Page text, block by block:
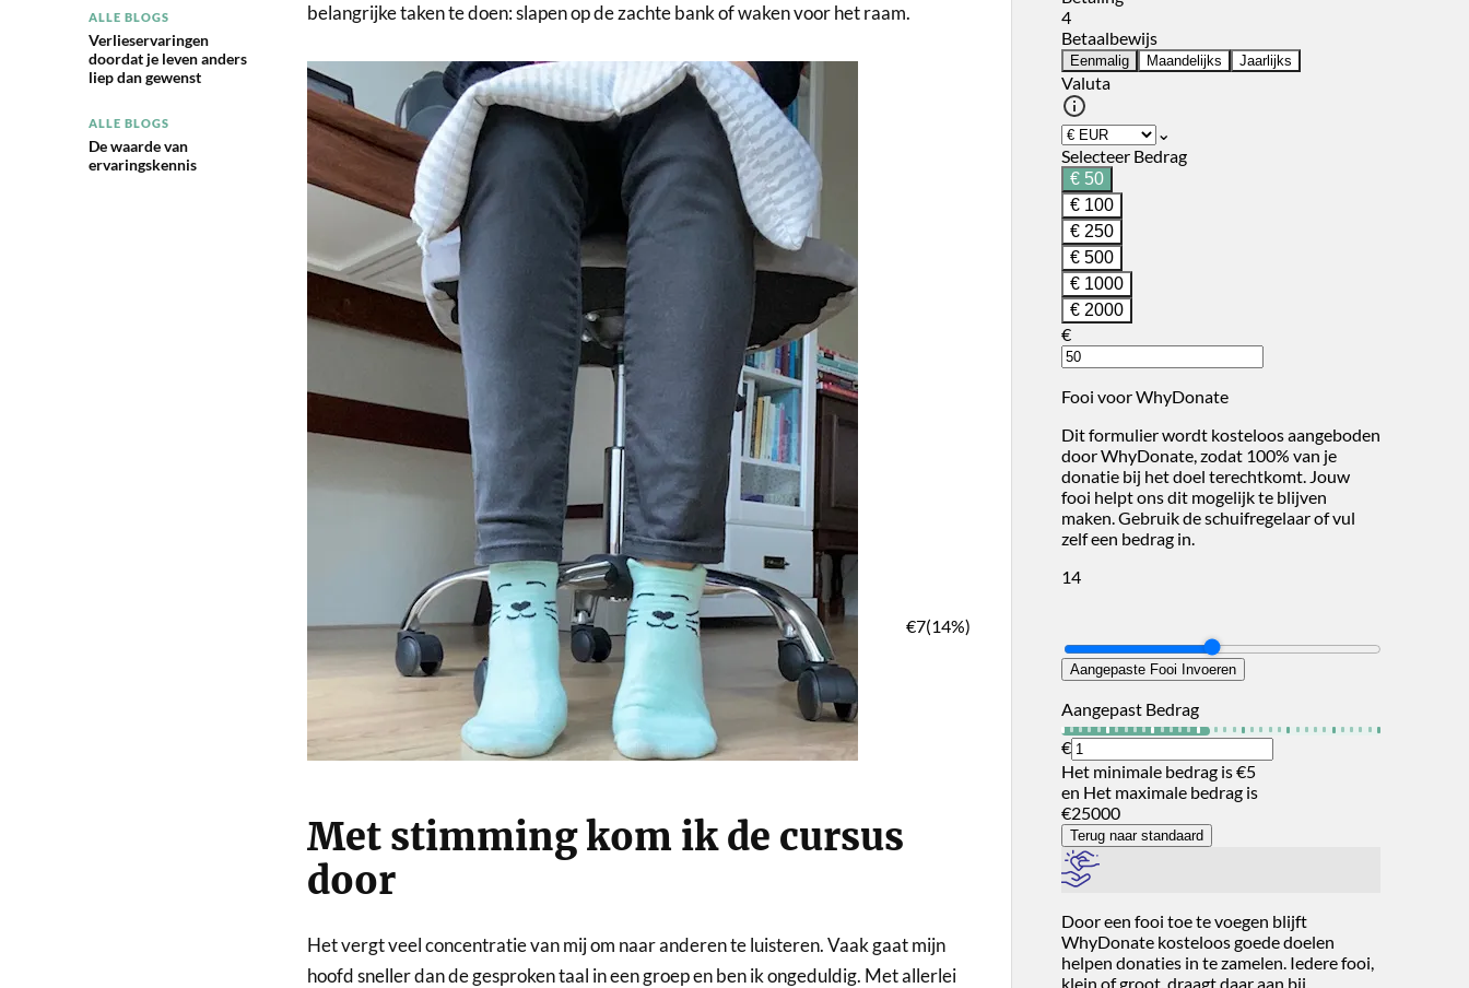
ALLE BLOGS
Verlieservaringen
doordat je leven anders
liep dan gewenst
ALLE BLOGS
De waarde van
ervaringskennis
belangrijke taken te doen: slapen op de zachte bank of waken voor het raam.
Met stimming kom ik de cursus
door
Het vergt veel concentratie van mij om naar anderen te luisteren. Vaak gaat mijn
hoofd sneller dan de gesproken taal in een groep en ben ik ongeduldig. Met allerlei